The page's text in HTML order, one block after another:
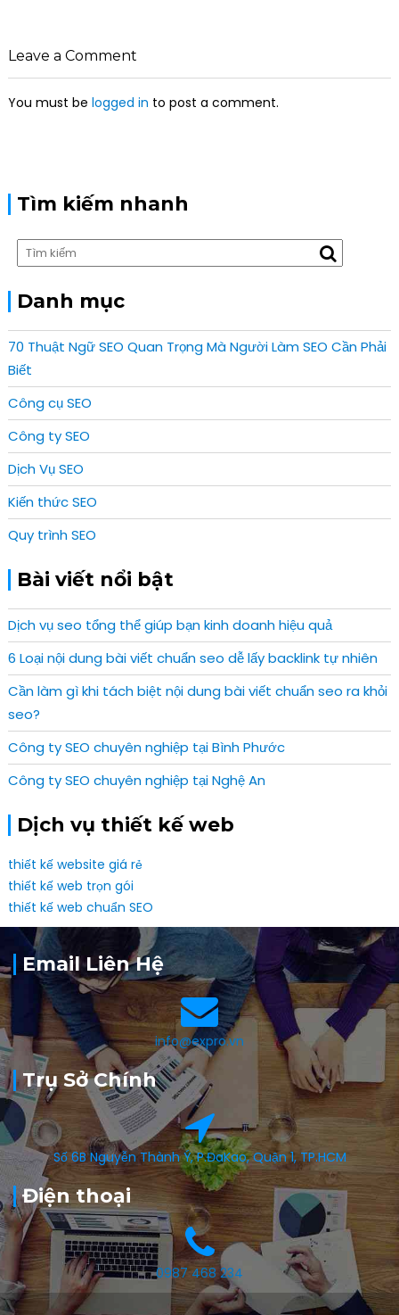
i
g
t
Leave a Comment
You must be logged in to post a comment.
Tìm kiếm nhanh
Danh mục
70 Thuật Ngữ SEO Quan Trọng Mà Người Làm SEO Cần Phải
Biết
Công cụ SEO
Công ty SEO
Dịch Vụ SEO
Kiến thức SEO
Quy trình SEO
Bài viết nổi bật
Dịch vụ seo tổng thể giúp bạn kinh doanh hiệu quả
6 Loại nội dung bài viết chuẩn seo dễ lấy backlink tự nhiên
Cần làm gì khi tách biệt nội dung bài viết chuẩn seo ra khỏi
seo?
Công ty SEO chuyên nghiệp tại Bình Phước
Công ty SEO chuyên nghiệp tại Nghệ An
Dịch vụ thiết kế web
thiết kế website giá rẻ
thiết kế web trọn gói
thiết kế web chuẩn SEO
Email Liên Hệ
info@expro.vn
Trụ Sở Chính
Số 6B Nguyễn Thành Ý, P.ĐaKao, Quận 1, TP.HCM
Điện thoại
0987 468 234